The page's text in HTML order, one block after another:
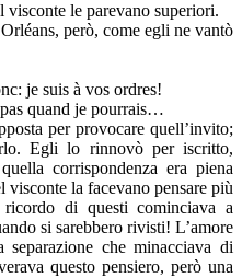
le parevano superiori.
però, come egli ne vantò
je suis à vos ordres!
quand je pourrais…
per provocare quell’invito;
Egli lo rinnovò per iscritto,
corrispondenza era piena
la facevano pensare più
di questi cominciava a
si sarebbero rivisti! L’amore
separazione che minacciava di
questo pensiero, però una